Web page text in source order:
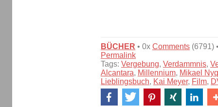
BÜCHER • 0x Comments (6791)
Permalink
Tags: Vergebung, Verdammnis,
Alcantara, Millennium, Mikael
Lieblingsbuch, Kai Meyer, Film,